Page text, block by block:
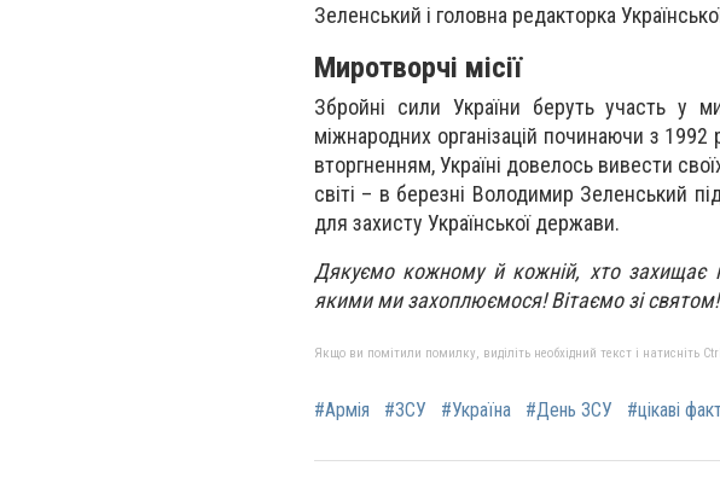
Зеленський і головна редакторка
Миротворчі місії
Збройні сили України беруть участь у
міжнародних організацій починаючи з
вторгненням, Україні довелось вивести
світі – в березні Володимир Зеленський
для захисту Української держави.
Дякуємо кожному й кожній, хто захищає
якими ми захоплюємося! Вітаємо зі святом!
Якщо ви помітили помилку, виділіть необхідний текст і натисніть
#Армія #ЗСУ #Україна #День ЗСУ #цікаві